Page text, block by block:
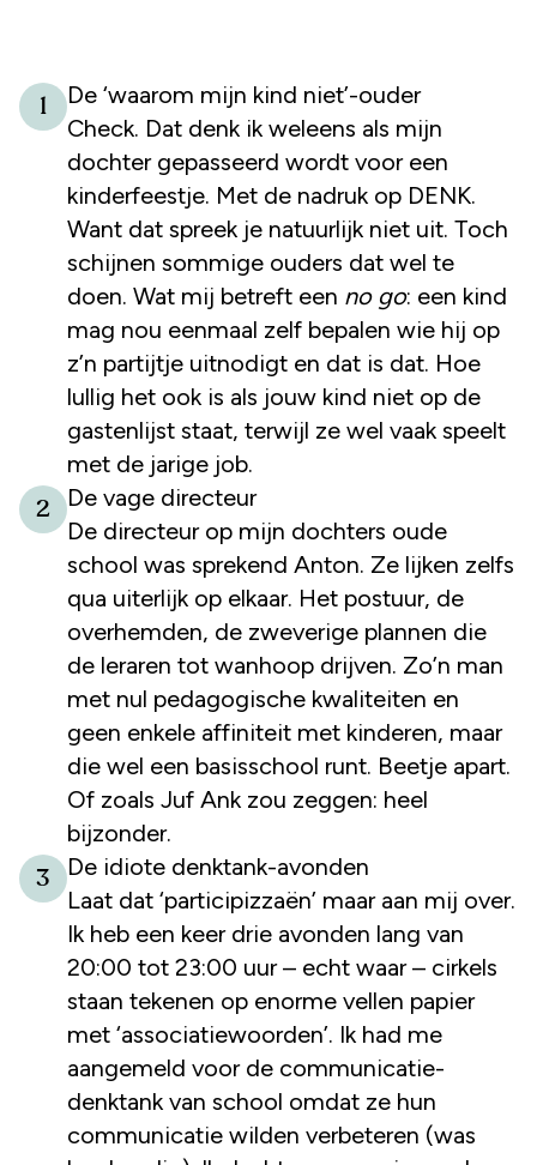
1
De ‘waarom mijn kind niet’-ouder
Check. Dat denk ik weleens als mijn
dochter gepasseerd wordt voor een
kinderfeestje. Met de nadruk op DENK.
Want dat spreek je natuurlijk niet uit. Toch
schijnen sommige ouders dat wel te
doen. Wat mij betreft een no go: een kind
mag nou eenmaal zelf bepalen wie hij op
z’n partijtje uitnodigt en dat is dat. Hoe
lullig het ook is als jouw kind niet op de
gastenlijst staat, terwijl ze wel vaak speelt
met de jarige job.
2
De vage directeur
De directeur op mijn dochters oude
school was sprekend Anton. Ze lijken zelfs
qua uiterlijk op elkaar. Het postuur, de
overhemden, de zweverige plannen die
de leraren tot wanhoop drijven. Zo’n man
met nul pedagogische kwaliteiten en
geen enkele affiniteit met kinderen, maar
die wel een basisschool runt. Beetje apart.
Of zoals Juf Ank zou zeggen: heel
bijzonder.
3
De idiote denktank-avonden
Laat dat ‘participizzaën’ maar aan mij over.
Ik heb een keer drie avonden lang van
20:00 tot 23:00 uur – echt waar – cirkels
staan tekenen op enorme vellen papier
met ‘associatiewoorden’. Ik had me
aangemeld voor de communicatie-
denktank van school omdat ze hun
communicatie wilden verbeteren (was